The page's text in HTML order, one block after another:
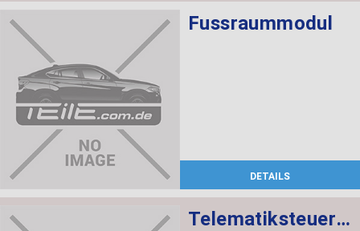
Fussraummodul
DETAILS
Telematiksteuergerät